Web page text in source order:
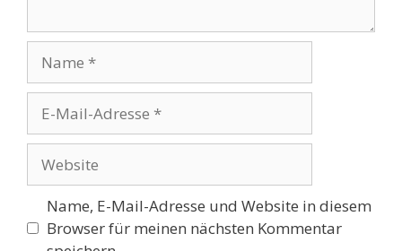
Mail-
Adresse
Name, E-Mail-Adresse und Website in diesem
Browser für meinen nächsten Kommentar